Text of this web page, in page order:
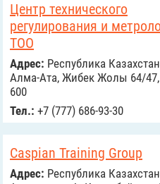
Центр технического
регулирования и
ТОО
Адрес: Республика
Алма-Ата, Жибек Жолы 64/
600
Тел.: +7 (777) 686-93-30
Caspian Training Group
Адрес: Республика